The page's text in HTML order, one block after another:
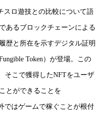
スロ遊技との比較について語
あるブロックチェーンによる
歴と所在を示すデジタル証明
Token）が登場。この
そこで獲得したNFTをユーザ
とができることを
ではゲームで稼ぐことが根付